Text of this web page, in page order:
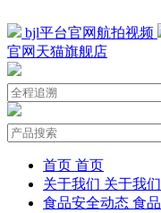
bjl平台官网航拍视频
官网天猫旗舰店
首页 首页
关于我们 关于我们
食品安全动态 食